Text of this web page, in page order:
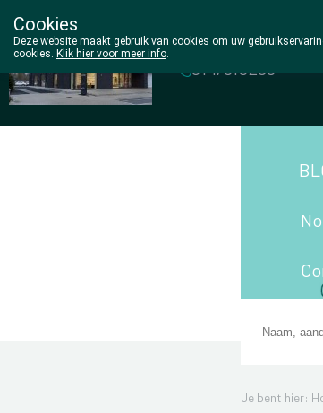
Wezel Pharma
014/810298
Je bent hier:
Cookies
Deze website maakt gebruik van cookies om uw
cookies. Klik hier voor meer info.